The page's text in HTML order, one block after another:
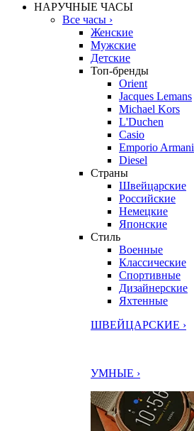
НАРУЧНЫЕ ЧАСЫ
Все часы ›
Женские
Мужские
Детские
Топ-бренды
Orient
Jacques Lemans
Michael Kors
L'Duchen
Casio
Emporio Armani
Diesel
Страны
Швейцарские
Российские
Немецкие
Японские
Стиль
Военные
Классические
Спортивные
Дизайнерские
Яхтенные
ШВЕЙЦАРСКИЕ ›
УМНЫЕ ›